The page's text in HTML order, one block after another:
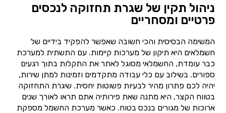
ניהול תקין של שגרת תחזוקה לנכסים
פרטיים ומסחריים
המשימה הבסיסית והכי חשובה שאפשר להפקיד בידיים של
חשמלאים היא תיקון של מערכות קיימות. עם התשתית למערכת
כבר עומדת, החשמלאי מסוגל לאתר את התקלות בתוך רגעים
ספורים. בשילוב עם כלי עבודה מתקדמים וזמינות למתן שירות,
יהיה לכם פתרון מהיר לבעיות פשוטות יחסית. שיגרת התחזוקה
בטווח הקצר, היא מתנה שאת פירותיה אתם תראו לאורך שנים
ארוכות של מגורים בנכס בטוח. כאשר מערכת החשמל מספקת